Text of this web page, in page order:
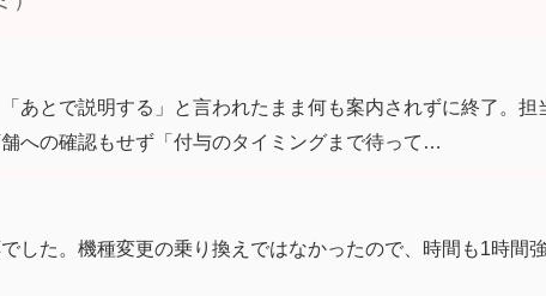
あとで説明する」と言われたまま何も案内されずに終了。担
への確認もせず「付与のタイミングまで待って…
した。機種変更の乗り換えではなかったので、時間も1時間